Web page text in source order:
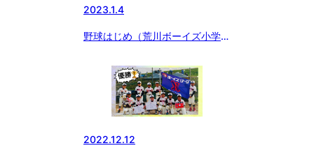
2023.1.4
野球はじめ（荒川ボーイズ小学
2022.12.12